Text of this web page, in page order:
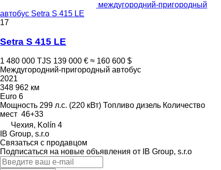
междугородний-пригородный
автобус Setra S 415 LE
17
Setra S 415 LE
1 480 000 TJS 139 000 € ≈ 160 600 $
Междугородний-пригородный автобус
2021
348 962 км
Euro 6
Мощность 299 л.с. (220 кВт) Топливо дизель Количество
мест 46+33
Чехия, Kolín 4
IB Group, s.r.o
Связаться с продавцом
Подписаться на новые объявления от IB Group, s.r.o